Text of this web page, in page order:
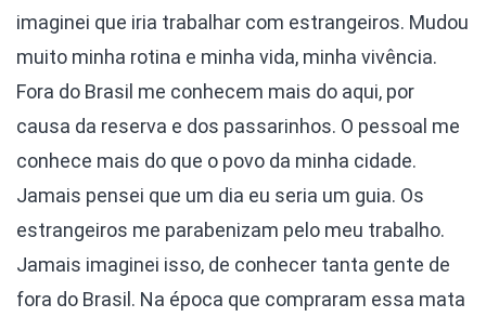
imaginei que iria trabalhar com estrangeiros. Mudou
muito minha rotina e minha vida, minha vivência.
Fora do Brasil me conhecem mais do aqui, por
causa da reserva e dos passarinhos. O pessoal me
conhece mais do que o povo da minha cidade.
Jamais pensei que um dia eu seria um guia. Os
estrangeiros me parabenizam pelo meu trabalho.
Jamais imaginei isso, de conhecer tanta gente de
fora do Brasil. Na época que compraram essa mata